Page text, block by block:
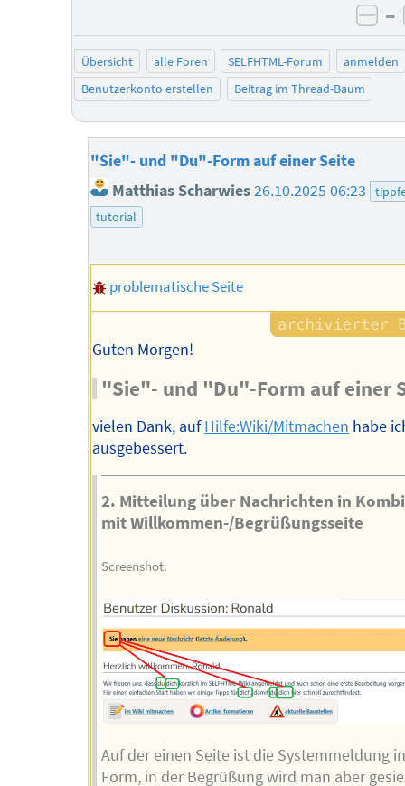
–
Übersicht alle Foren SELFHTML-Forum
anmelden
Benutzerkonto erstellen
Beitrag im Thread-Baum
"Sie"- und "Du"-Form auf einer Seite
Matthias Scharwies 26.10.2025 06:23
tutorial
problematische Seite
Guten Morgen!
"Sie"- und "Du"-Form auf einer
vielen Dank, aufHilfe:Wiki/Mitmachen habe
ausgebessert.
2. Mitteilung über Nachrichten in
mit Willkommen-/Begrüßungsseite
Screenshot:
Auf der einen Seite ist die Systemmeldung
Form, in der Begrüßung wird man aber